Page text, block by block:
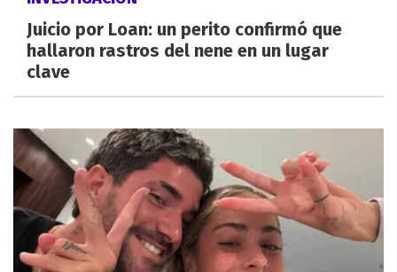
Juicio por Loan: un perito confirmó que
hallaron rastros del nene en un lugar
clave